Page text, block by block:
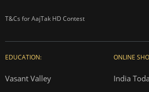
T&Cs for AajTak HD Contest
EDUCATION:
Vasant Valley
ONLINE
India